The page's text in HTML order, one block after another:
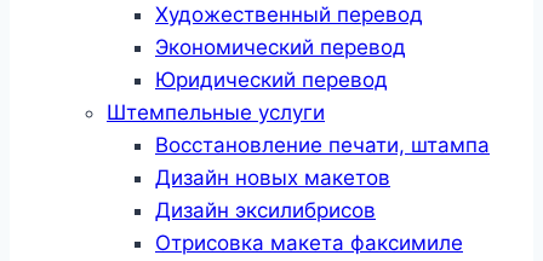
Художественный перевод
Экономический перевод
Юридический перевод
Штемпельные услуги
Восстановление печати, штампа
Дизайн новых макетов
Дизайн эксилибрисов
Отрисовка макета факсимиле